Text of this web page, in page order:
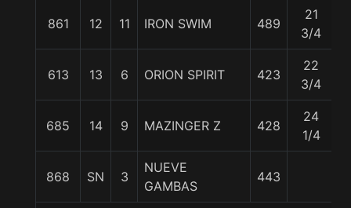
861 12 11 IRON SWIM 489
21
3/4
613 13 6 ORION SPIRIT 423
22
3/4
685 14 9 MAZINGER Z 428
24
1/4
868 SN 3
NUEVE
GAMBAS
443